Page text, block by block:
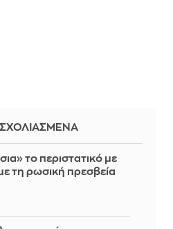
ΣΧΟΛΙΑΣΜΕΝΑ
το περιστατικό με
τη ρωσική πρεσβεία